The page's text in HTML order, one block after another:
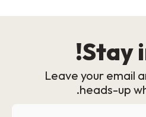
Stay
Leave your email
heads-up